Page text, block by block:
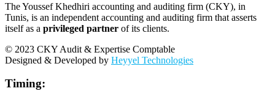
The Youssef Khedhiri accounting and auditing firm (CKY), in
Tunis, is an independent accounting and auditing firm that asserts
itself as a privileged partner of its clients.
© 2023 CKY Audit & Expertise Comptable
Designed & Developed by Heyyel Technologies
Timing: